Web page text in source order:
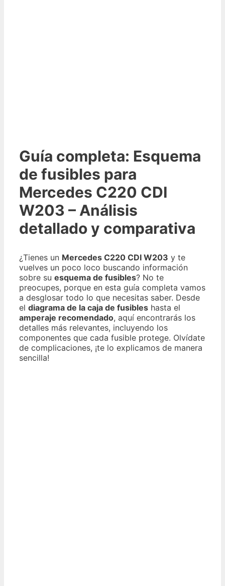
Guía completa: Esquema
de fusibles para
Mercedes C220 CDI
W203 – Análisis
detallado y comparativa
¿Tienes un Mercedes C220 CDI W203 y te
vuelves un poco loco buscando información
sobre su esquema de fusibles? No te
preocupes, porque en esta guía completa vamos
a desglosar todo lo que necesitas saber. Desde
el diagrama de la caja de fusibles hasta el
amperaje recomendado, aquí encontrarás los
detalles más relevantes, incluyendo los
componentes que cada fusible protege. Olvídate
de complicaciones, ¡te lo explicamos de manera
sencilla!